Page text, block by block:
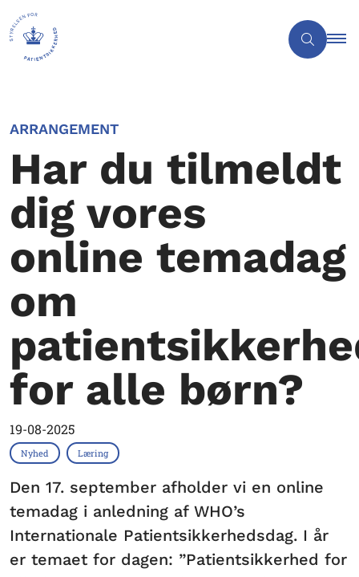
ARRANGEMENT
Har du tilmeldt
dig vores
online temadag
om
for alle børn?
19-08-2025
Nyhed Læring
Den 17. september afholder vi en online
temadag i anledning af WHO’s
Internationale Patientsikkerhedsdag. I år
er temaet for dagen: ”Patientsikkerhed for